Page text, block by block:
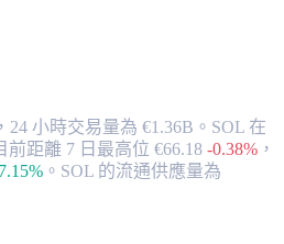
24 小時交易量為 €1.36B。SOL 在
前距離 7 日最高位 €66.18 -0.38% ，
7.15% 。 SOL 的流通供應量為